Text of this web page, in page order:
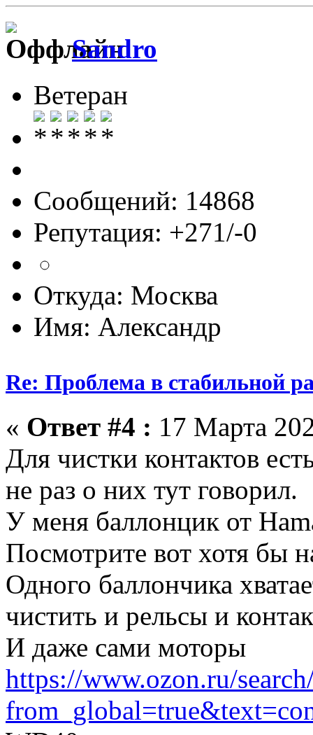
Sandro
Ветеран
Сообщений: 14868
Репутация: +271/-0
Откуда: Москва
Имя: Александр
Re: Проблема в стабильной
« Ответ #4 : 17 Марта
Для чистки контактов
не раз о них тут говорил.
У меня баллонцик от
Посмотрите вот хотя бы
Одного баллончика
чистить и рельсы и
И даже сами моторы
https://www.ozon.ru/